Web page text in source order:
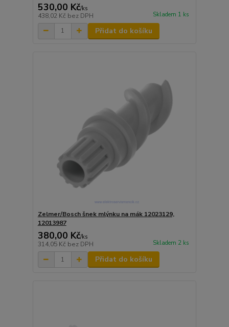
530,00 Kč/ks
438,02 Kč bez DPH Skladem 1 ks
Přidat do košíku
Zelmer/Bosch šnek mlýnku na mák 12023129,
12013987
380,00 Kč/ks
314,05 Kč bez DPH Skladem 2 ks
Přidat do košíku